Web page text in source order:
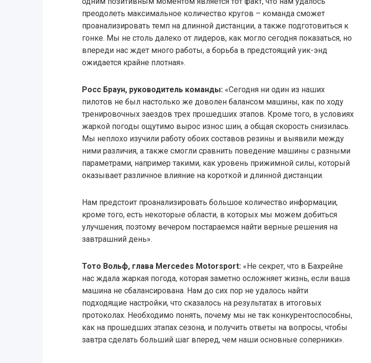
преодолеть максимальное количество кругов – команда сможет
проанализировать темп на длинной дистанции, а также подготовиться к
гонке. Мы не столь далеко от лидеров, как могло сегодня показаться, но
впереди нас ждет много работы, а борьба в предстоящий уик-энд
ожидается крайне плотная».
Росс Браун, руководитель команды:«Сегодня ни один из наших
пилотов не был настолько же доволен балансом машины, как по ходу
тренировочных заездов трех прошедших этапов. Кроме того, в условиях
жаркой погоды ощутимо вырос износ шин, а общая скорость снизилась.
Мы неплохо изучили работу обоих составов резины и выявили между
ними различия, а также смогли сравнить поведение машины с разными
параметрами, например такими, как уровень прижимной силы, который
оказывает различное влияние на короткой и длинной дистанции.
Нам предстоит проанализировать большое количество информации,
кроме того, есть некоторые области, в которых мы можем добиться
улучшения, поэтому вечером постараемся найти верные решения на
завтрашний день».
Тото Вольф, глава Mercedes Motorsport:«Не секрет, что в Бахрейне
нас ждала жаркая погода, которая заметно осложняет жизнь, если ваша
машина не сбалансирована. Нам до сих пор не удалось найти
подходящие настройки, что сказалось на результатах в итоговых
протоколах. Необходимо понять, почему мы не так конкурентоспособны,
как на прошедших этапах сезона, и получить ответы на вопросы, чтобы
завтра сделать больший шаг вперед, чем наши основные соперники».